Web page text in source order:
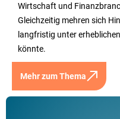
Wirtschaft und
Gleichzeitig mehren sich
langfristig unter
könnte.
Mehr zum Thema